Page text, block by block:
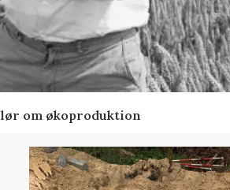
om økoproduktion